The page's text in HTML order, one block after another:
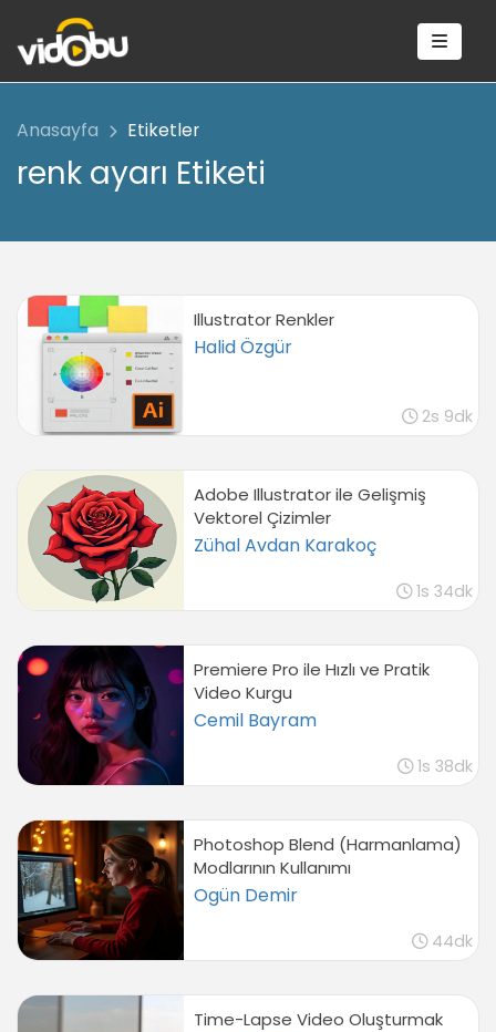
Anasayfa Etiketler
renk ayarı Etiketi
Illustrator Renkler
Halid Özgür
2s 9dk
Adobe Illustrator ile Gelişmiş
Vektorel Çizimler
Zühal Avdan Karakoç
1s 34dk
Premiere Pro ile Hızlı ve Pratik
Video Kurgu
Cemil Bayram
1s 38dk
Photoshop Blend (Harmanlama)
Modlarının Kullanımı
Ogün Demir
44dk
Time-Lapse Video Oluşturmak